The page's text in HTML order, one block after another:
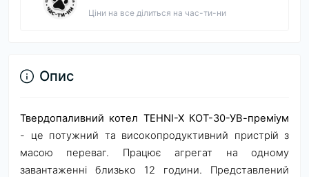
Ціни на все ділиться на час-ти-ни
Опис
Твердопаливний котел TEHNI-X КОТ-30-УВ-преміум
- це потужний та високопродуктивний пристрій з
масою переваг. Працює агрегат на одному
завантаженні близько 12 години. Представлений